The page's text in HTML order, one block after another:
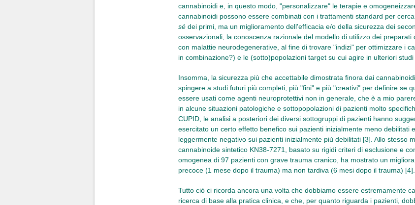
cannabinoidi e, in questo modo, "personalizzare" le terapie e
cannabinoidi possono essere combinati con i trattamenti standard per
sé dei primi, ma un miglioramento dell'efficacia e/o della sicurezza dei
osservazionali, la conoscenza razionale del modello di utilizzo dei
con malattie neurodegenerative, al fine di trovare "indizi" per ottimizzare i
in combinazione?) e le (sotto)popolazioni target su cui agire in ulteriori studi
Insomma, la sicurezza più che accettabile dimostrata finora dai
spingere a studi futuri più completi, più "fini" e più "creativi" per definire se
essere usati come agenti neuroprotettivi non in generale, che è a mio
in alcune situazioni patologiche e sottopopolazioni di pazienti molto
CUPID, le analisi a posteriori dei diversi sottogruppi di pazienti hanno
esercitato un certo effetto benefico sui pazienti inizialmente meno debilitati
leggermente negativo sui pazienti inizialmente più debilitati [3]. Allo stesso
cannabinoide sintetico KN38-7271, basato su rigidi criteri di esclusione e
omogenea di 97 pazienti con grave trauma cranico, ha mostrato un
precoce (1 mese dopo il trauma) ma non tardiva (6 mesi dopo il trauma) [4].
Tutto ciò ci ricorda ancora una volta che dobbiamo essere estremamente
ricerca di base alla pratica clinica, e che, per quanto riguarda i pazienti,